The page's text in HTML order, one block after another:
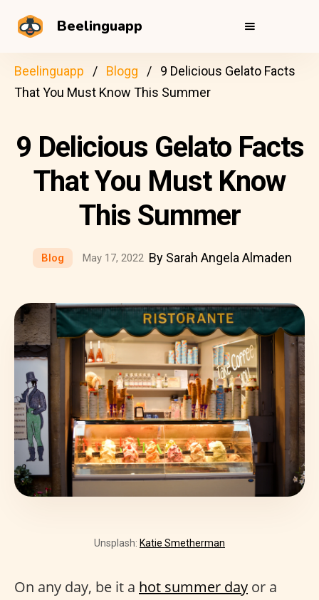
Beelinguapp
Beelinguapp Blogg
9 Delicious Gelato Facts
That You Must Know This Summer
9 Delicious Gelato Facts
That You Must Know
This Summer
Blog May 17, 2022 By Sarah Angela Almaden
Unsplash: Katie Smetherman
On any day, be it a hot summer day or a